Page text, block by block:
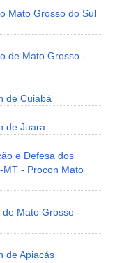
Mato Grosso do Sul
de Mato Grosso -
de Cuiabá
de Juara
e Defesa dos
MT - Procon Mato
Mato Grosso -
de Apiacás